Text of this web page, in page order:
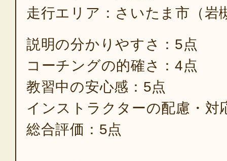
走行エリア：さいたま市（岩
説明の分かりやすさ：5点
コーチングの的確さ：4点
教習中の安心感：5点
インストラクターの配慮・対
総合評価：5点